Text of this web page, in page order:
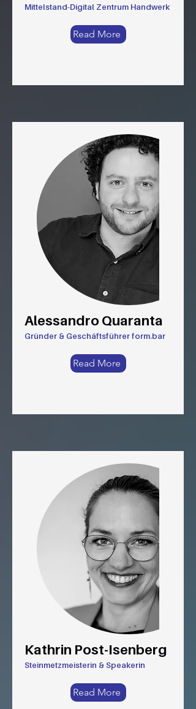
Mittelstand-Digital Zentrum Handwerk
Read More
Alessandro Quaranta
Gründer & Geschäftsführer form.bar
Read More
Kathrin Post-Isenberg
Steinmetzmeisterin & Speakerin
Read More